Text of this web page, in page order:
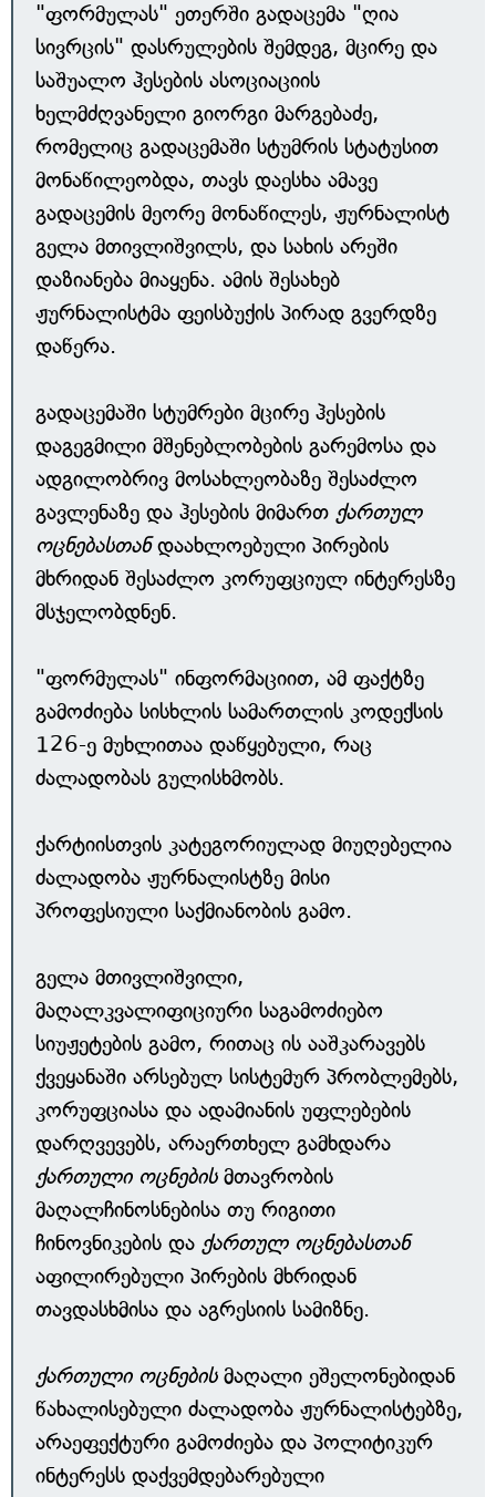
"ფორმულას" ეთერში გადაცემა "ღია
სივრცის" დასრულების შემდეგ, მცირე და
საშუალო ჰესების ასოციაციის
ხელმძღვანელი გიორგი მარგებაძე,
რომელიც გადაცემაში სტუმრის სტატუსით
მონაწილეობდა, თავს დაესხა ამავე
გადაცემის მეორე მონაწილეს, ჟურნალისტ
გელა მთივლიშვილს, და სახის არეში
დაზიანება მიაყენა. ამის შესახებ
ჟურნალისტმა ფეისბუქის პირად გვერდზე
დაწერა.
გადაცემაში სტუმრები მცირე ჰესების
დაგეგმილი მშენებლობების გარემოსა და
ადგილობრივ მოსახლეობაზე შესაძლო
გავლენაზე და ჰესების მიმართ ქართულ
ოცნებასთანდაახლოებული პირების
მხრიდან შესაძლო კორუფციულ ინტერესზე
მსჯელობდნენ.
"ფორმულას" ინფორმაციით, ამ ფაქტზე
გამოძიება სისხლის სამართლის კოდექსის
126-ე მუხლითაა დაწყებული, რაც
ძალადობას გულისხმობს.
ქარტიისთვის კატეგორიულად მიუღებელია
ძალადობა ჟურნალისტზე მისი
პროფესიული საქმიანობის გამო.
გელა მთივლიშვილი,
მაღალკვალიფიციური საგამოძიებო
სიუჟეტების გამო, რითაც ის ააშკარავებს
ქვეყანაში არსებულ სისტემურ პრობლემებს,
კორუფციასა და ადამიანის უფლებების
დარღვევებს, არაერთხელ გამხდარა
ქართული ოცნებისმთავრობის
მაღალჩინოსნებისა თუ რიგითი
ჩინოვნიკების და ქართულ ოცნებასთან
აფილირებული პირების მხრიდან
თავდასხმისა და აგრესიის სამიზნე.
ქართული ოცნებისმაღალი ეშელონებიდან
წახალისებული ძალადობა ჟურნალისტებზე,
არაეფექტური გამოძიება და პოლიტიკურ
ინტერესს დაქვემდებარებული